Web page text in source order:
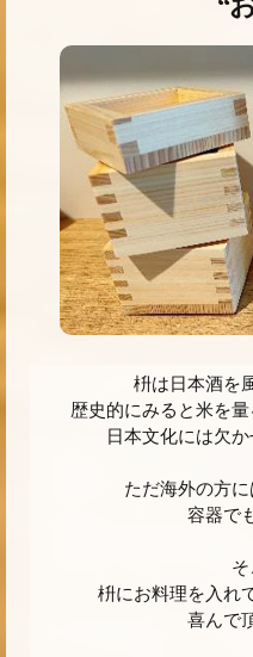
枡は日本酒を
歴史的にみると米を
日本文化には欠
ただ海外の方
容器で
そ
枡にお料理を入れ
喜んで